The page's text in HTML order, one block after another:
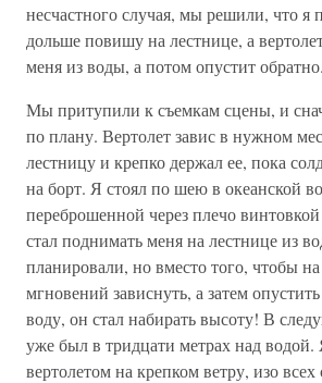
несчастного случая, мы решили, что я
дольше повишу на лестнице, а
меня из воды, а потом опустит обратно.
Мы притупили к съемкам сцены, и
по плану. Вертолет завис в нужном
лестницу и крепко держал ее, пока
на борт. Я стоял по шею в океанской
переброшенной через плечо
стал поднимать меня на лестнице из
планировали, но вместо того, чтобы на
мгновений зависнуть, а затем
воду, он стал набирать высоту! В
уже был в тридцати метрах над водой.
вертолетом на крепком ветру, изо всех